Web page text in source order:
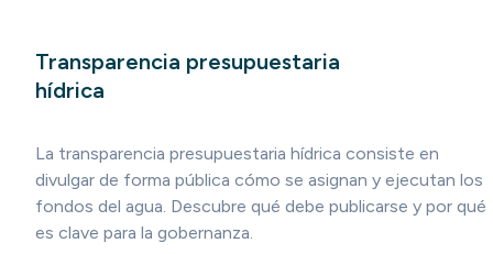
Transparencia presupuestaria
hídrica
La transparencia presupuestaria hídrica consiste en
divulgar de forma pública cómo se asignan y ejecutan los
fondos del agua. Descubre qué debe publicarse y por qué
es clave para la gobernanza.